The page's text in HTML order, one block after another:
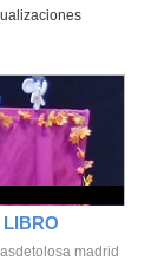
LIBRO
madrid